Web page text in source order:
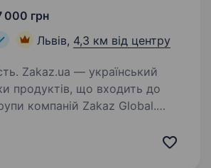
000 грн
Львів, 4,3 км від центру
продуктів, що входить до
компаній Zakaz Global.
продуктів з популярних